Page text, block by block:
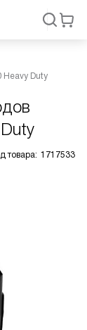
Heavy Duty
товара: 1717533